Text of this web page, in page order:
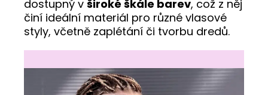
dostupný v široké škále barev, což z něj
činí ideální materiál pro různé vlasové
styly, včetně zaplétání či tvorbu dredů.